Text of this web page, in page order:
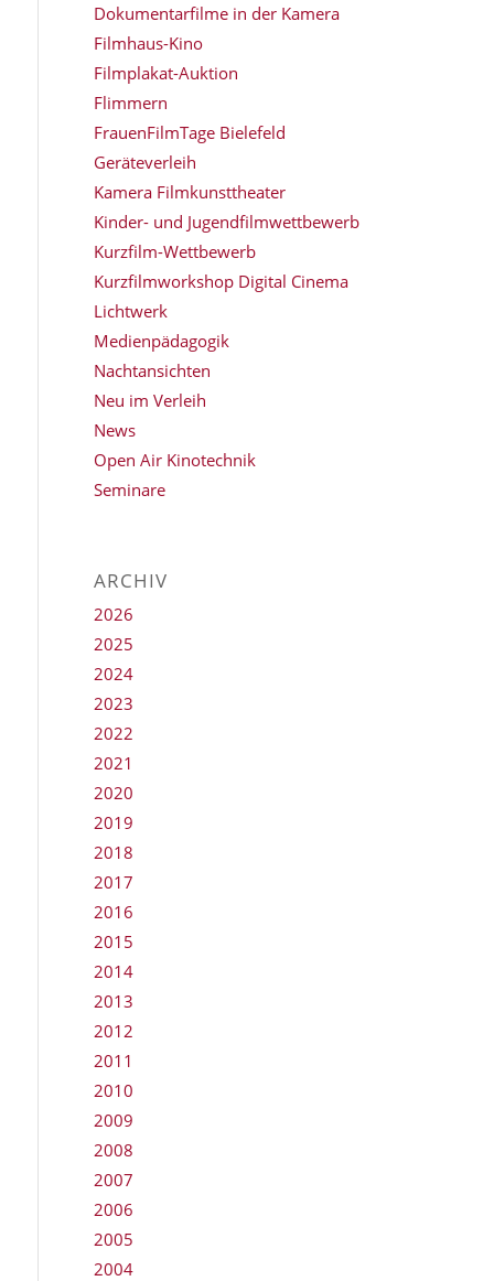
Dokumentarfilme in der Kamera
Filmhaus-Kino
Filmplakat-Auktion
Flimmern
FrauenFilmTage Bielefeld
Geräteverleih
Kamera Filmkunsttheater
Kinder- und Jugendfilmwettbewerb
Kurzfilm-Wettbewerb
Kurzfilmworkshop Digital Cinema
Lichtwerk
Medienpädagogik
Nachtansichten
Neu im Verleih
News
Open Air Kinotechnik
Seminare
ARCHIV
2026
2025
2024
2023
2022
2021
2020
2019
2018
2017
2016
2015
2014
2013
2012
2011
2010
2009
2008
2007
2006
2005
2004